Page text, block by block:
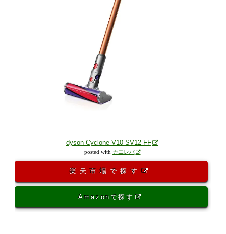
dyson Cyclone V10 SV12 FF
posted with カエレバ
楽天市場で探す
Amazonで探す